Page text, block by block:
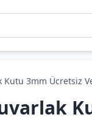
Kutu 3mm Ücretsiz